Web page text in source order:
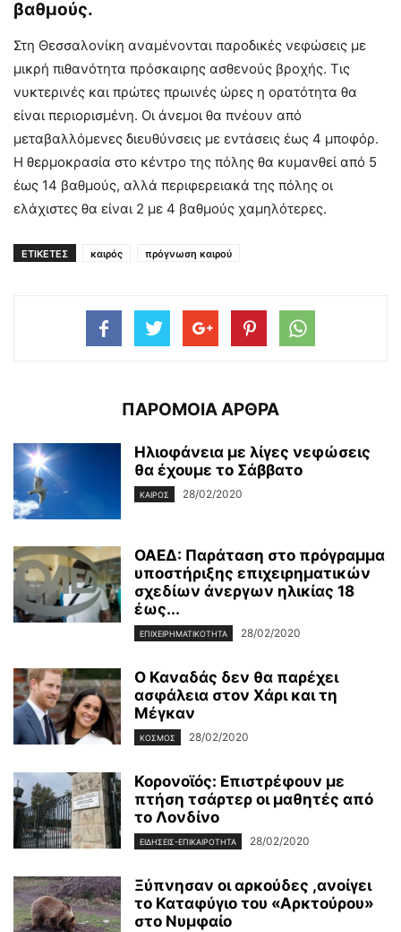
βαθμούς.
Στη Θεσσαλονίκη αναμένονται παροδικές νεφώσεις με
μικρή πιθανότητα πρόσκαιρης ασθενούς βροχής. Τις
νυκτερινές και πρώτες πρωινές ώρες η ορατότητα θα
είναι περιορισμένη. Οι άνεμοι θα πνέουν από
μεταβαλλόμενες διευθύνσεις με εντάσεις έως 4 μποφόρ.
Η θερμοκρασία στο κέντρο της πόλης θα κυμανθεί από 5
έως 14 βαθμούς, αλλά περιφερειακά της πόλης οι
ελάχιστες θα είναι 2 με 4 βαθμούς χαμηλότερες.
ΕΤΙΚΕΤΕΣ καιρός πρόγνωση καιρού
ΠΑΡΟΜΟΙΑ ΑΡΘΡΑ
Ηλιοφάνεια με λίγες νεφώσεις
θα έχουμε το Σάββατο
ΚΑΙΡΌΣ 28/02/2020
ΟΑΕΔ: Παράταση στο πρόγραμμα
υποστήριξης επιχειρηματικών
σχεδίων άνεργων ηλικίας 18
έως...
ΕΠΙΧΕΙΡΗΜΑΤΙΚΌΤΗΤΑ 28/02/2020
Ο Καναδάς δεν θα παρέχει
ασφάλεια στον Χάρι και τη
Μέγκαν
ΚΌΣΜΟΣ 28/02/2020
Κορονοϊός: Επιστρέφουν με
πτήση τσάρτερ οι μαθητές από
το Λονδίνο
ΕΙΔΉΣΕΙΣ-ΕΠΙΚΑΙΡΌΤΗΤΑ 28/02/2020
Ξύπνησαν οι αρκούδες ,ανοίγει
το Καταφύγιο του «Αρκτούρου»
στο Νυμφαίο